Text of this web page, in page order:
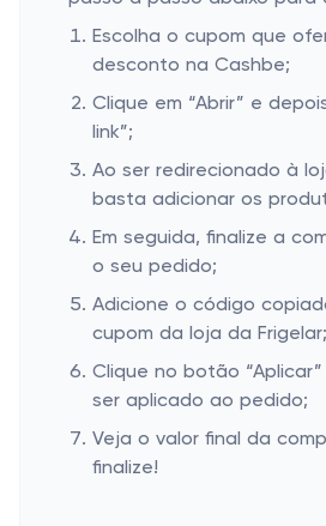
Escolha o cupom que
desconto na Cashbe;
Clique em “Abrir” e
link”;
Ao ser redirecionado à
basta adicionar os
Em seguida, finalize a
o seu pedido;
Adicione o código
cupom da loja da Frigelar;
Clique no botão
ser aplicado ao pedido;
Veja o valor final da
finalize!